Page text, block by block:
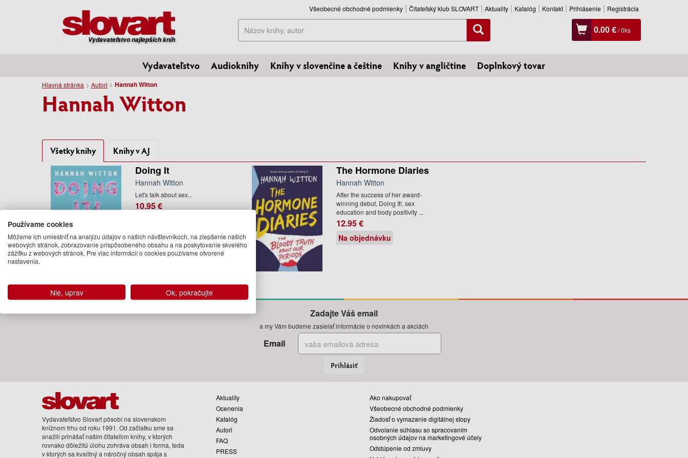
Vydavateľstvo najlepších kníh
Všeobecné obchodné podmienky Čitateľský klub SLOVART Aktuality Katalóg Kontakt Prihlásenie Registrácia
Hľadať 0.00 €/0ks
Vydavateľstvo Audioknihy Knihy v slovenčine a češtine Knihy v angličtine Doplnkový tovar
Hlavná stránka Autori Hannah Witton
Hannah Witton
Všetky knihy Knihy v AJ
Doing It
Hannah Witton
Let's talk about sex...
10.95 €
The Hormone Diaries
Hannah Witton
After the success of her award-
winning debut, Doing It!, sex
education and body positivity ...
12.95 €
Na objednávku
Zadajte Váš email
a my Vám budeme zasielať informácie o novinkách a akciách
Email
Prihlásiť
Vydavateľstvo Slovart pôsobí na slovenskom
knižnom trhu od roku 1991. Od začiatku sme sa
snažili prinášať našim čitateľom knihy, v ktorých
rovnako dôležitú úlohu zohráva obsah i forma, teda
v ktorých sa kvalitný a náročný obsah spája s
Aktuality
Ocenenia
Katalóg
Autori
FAQ
PRESS
Ako nakupovať
Všeobecné obchodné podmienky
Žiadosť o vymazanie digitálnej stopy
Odvolanie súhlasu so spracovaním
osobných údajov na marketingové účely
Odstúpenie od zmluvy
Používame cookies
Môžeme ich umiestniť na analýzu údajov o našich návštevníkoch, na zlepšenie našich
webových stránok, zobrazovanie prispôsobeného obsahu a na poskytovanie skvelého
zážitku z webových stránok. Pre viac informácií o cookies používame otvorené
nastavenia.
Nie, uprav Ok, pokračujte